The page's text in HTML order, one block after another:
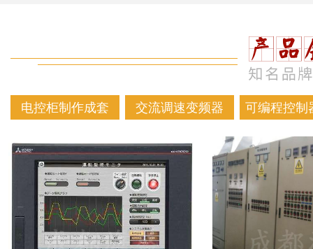
电控柜制作成套 交流调速变频器 可编程控制